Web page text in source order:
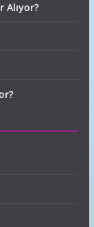
Alıyor?